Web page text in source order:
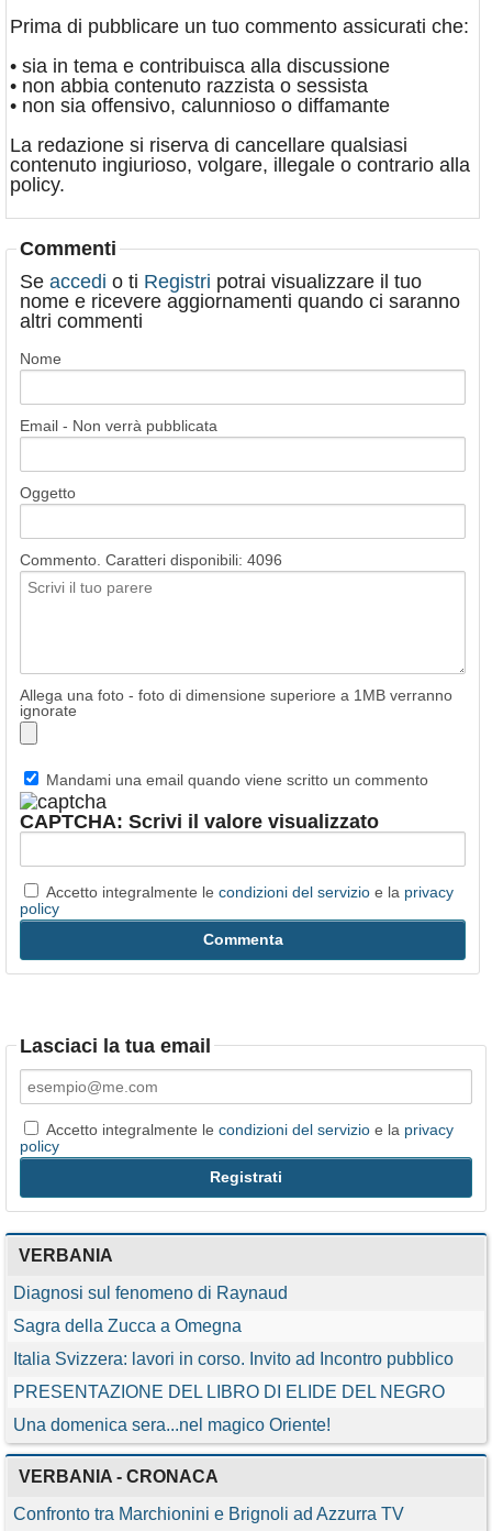
Prima di pubblicare un tuo commento assicurati che:
• sia in tema e contribuisca alla discussione
• non abbia contenuto razzista o sessista
• non sia offensivo, calunnioso o diffamante
La redazione si riserva di cancellare qualsiasi
contenuto ingiurioso, volgare, illegale o contrario alla
policy.
Commenti
Se accedi o ti Registri potrai visualizzare il tuo
nome e ricevere aggiornamenti quando ci saranno
altri commenti
Nome
Email - Non verrà pubblicata
Oggetto
Commento. Caratteri disponibili: 4096
Allega una foto - foto di dimensione superiore a 1MB verranno
ignorate
Mandami una email quando viene scritto un commento
CAPTCHA: Scrivi il valore visualizzato
Accetto integralmente le condizioni del servizio e la privacy
policy
Lasciaci la tua email
Accetto integralmente le condizioni del servizio e la privacy
policy
VERBANIA
Diagnosi sul fenomeno di Raynaud
Sagra della Zucca a Omegna
Italia Svizzera: lavori in corso. Invito ad Incontro pubblico
PRESENTAZIONE DEL LIBRO DI ELIDE DEL NEGRO
Una domenica sera...nel magico Oriente!
VERBANIA - CRONACA
Confronto tra Marchionini e Brignoli ad Azzurra TV